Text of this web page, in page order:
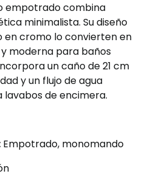
empotrado combina
minimalista. Su diseño
en cromo lo convierten en
moderna para baños
un caño de 21 cm
y un flujo de agua
lavabos de encimera.
Empotrado, monomando